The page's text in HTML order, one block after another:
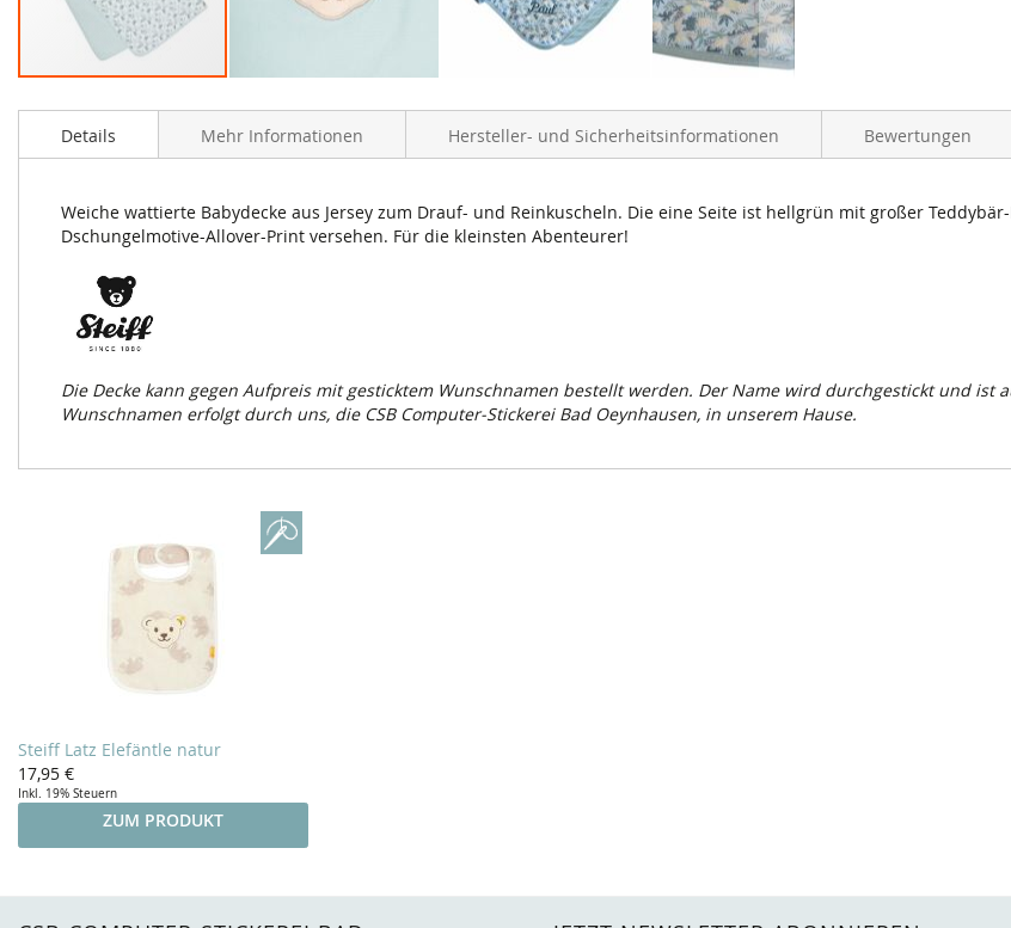
Anfang
Bildergalerie
Details
Weiche wattierte Babydecke aus Jersey zum Drauf- und Reinkuscheln. Die eine Seite ist hellgrün mit großer
Dschungelmotive-Allover-Print versehen. Für die kleinsten Abenteurer!
Die Decke kann gegen Aufpreis mit gesticktem Wunschnamen bestellt werden. Der Name wird durchgestickt und ist
Wunschnamen erfolgt durch uns, die CSB Computer-Stickerei Bad Oeynhausen, in unserem Hause.
Mehr Informationen Hersteller- und Sicherheitsinformationen Bewertungen
Steiff Latz Elefäntle natur
17,95 €
Inkl. 19% Steuern
ZUM PRODUKT